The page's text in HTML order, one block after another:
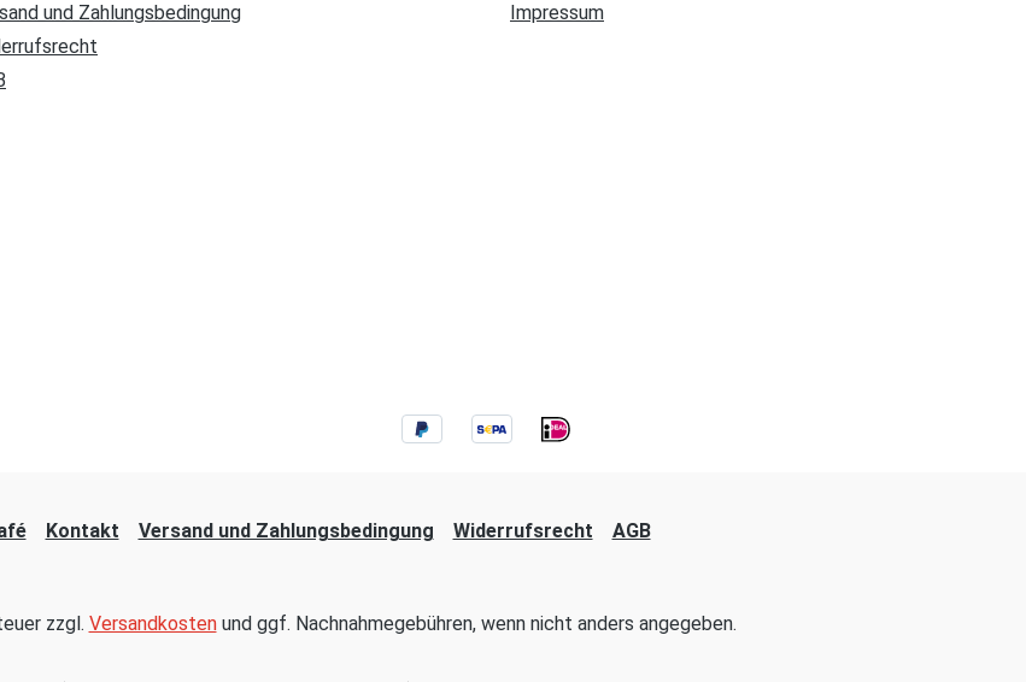
und Zahlungsbedingung
Impressum
Kontakt Versand und Zahlungsbedingung Widerrufsrecht AGB
zzgl. Versandkostenund ggf. Nachnahmegebühren, wenn nicht anders angegeben.